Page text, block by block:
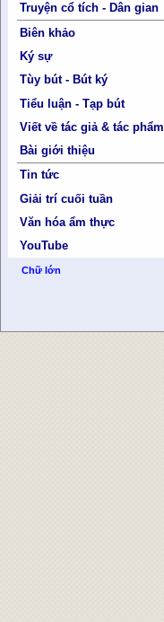
Truyện cổ tích - Dân gian
Biên khảo
Ký sự
Tùy bút - Bút ký
Tiểu luận - Tạp bút
Viết về tác giả & tác phẩm
Bài giới thiệu
Tin tức
Giải trí cuối tuần
Văn hóa ẩm thực
YouTube
Chữ lớn